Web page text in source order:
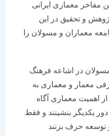
معماری ایرانی
تحقیق در این
و مسولان را
در اشاعه فرهنگ
و معماری به
معماری آگاه
بنشینند و فقط
حرف بزنند